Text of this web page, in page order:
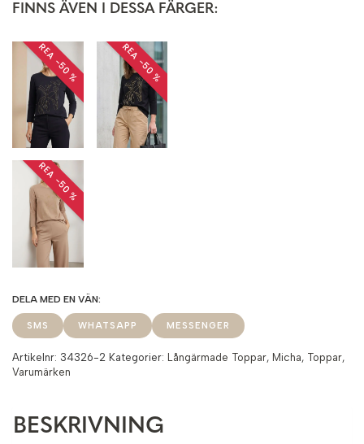
FINNS ÄVEN I DESSA FÄRGER:
REA −50 % REA −50 %
REA −50 %
SMS WHATSAPP MESSENGER
Artikelnr: 34326-2 Kategorier: Långärmade Toppar, Micha, Toppar,
Varumärken
BESKRIVNING